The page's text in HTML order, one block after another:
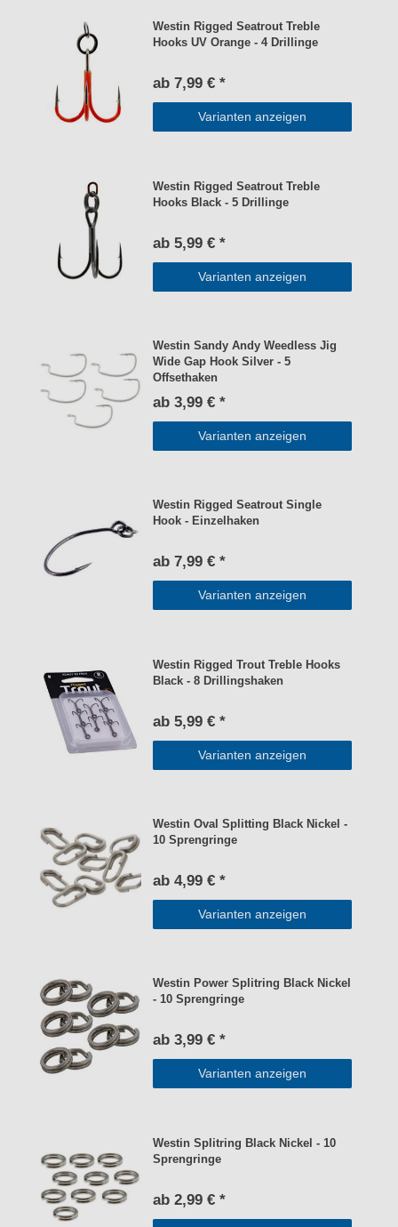
Westin Rigged Seatrout Treble
Hooks UV Orange - 4 Drillinge
ab 7,99 € *
Varianten anzeigen
Westin Rigged Seatrout Treble
Hooks Black - 5 Drillinge
ab 5,99 € *
Varianten anzeigen
Westin Sandy Andy Weedless Jig
Wide Gap Hook Silver - 5
Offsethaken
ab 3,99 € *
Varianten anzeigen
Westin Rigged Seatrout Single
Hook - Einzelhaken
ab 7,99 € *
Varianten anzeigen
Westin Rigged Trout Treble Hooks
Black - 8 Drillingshaken
ab 5,99 € *
Varianten anzeigen
Westin Oval Splitting Black Nickel -
10 Sprengringe
ab 4,99 € *
Varianten anzeigen
Westin Power Splitring Black Nickel
- 10 Sprengringe
ab 3,99 € *
Varianten anzeigen
Westin Splitring Black Nickel - 10
Sprengringe
ab 2,99 € *